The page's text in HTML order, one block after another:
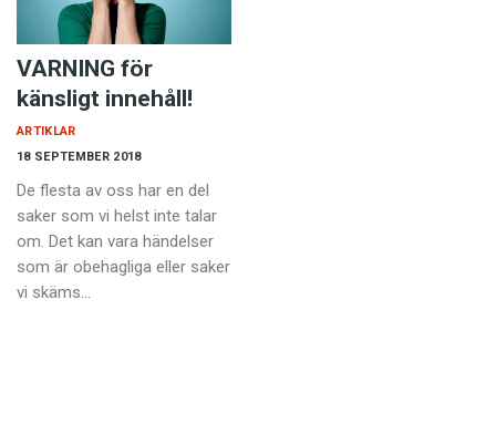
Skrivtips
Bokrecensioner
Kviss
Podden
Anmäl till språkpolisen
Föreslå nyord
Annonsera
VARNING för
känsligt innehåll!
18 SEPTEMBER 2018
ARTIKLAR
De flesta av oss har en del
saker som vi helst inte talar
om. Det kan vara händelser
som är obehagliga eller saker
vi skäms…